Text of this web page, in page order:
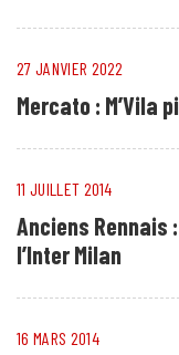
27 JANVIER 2022
Mercato : M’Vila
11 JUILLET 2014
Anciens Rennais
l’Inter Milan
16 MARS 2014